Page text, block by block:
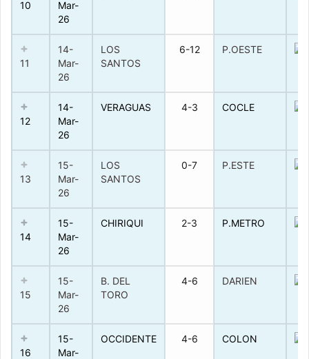
10
Mar-
26
11
14-
Mar-
26
LOS
SANTOS
6-12 P.OESTE
12
14-
Mar-
26
VERAGUAS 4-3 COCLE
13
15-
Mar-
26
LOS
SANTOS
0-7 P.ESTE
14
15-
Mar-
26
CHIRIQUI 2-3 P.METRO
15
15-
Mar-
26
B. DEL
TORO
4-6 DARIEN
16
15-
Mar-
OCCIDENTE 4-6 COLON